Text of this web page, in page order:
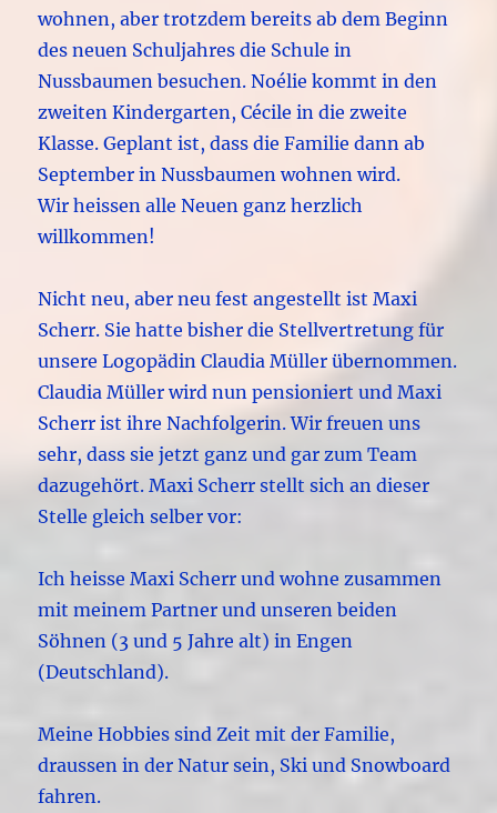
wohnen, aber trotzdem bereits ab dem Beginn
des neuen Schuljahres die Schule in
Nussbaumen besuchen. Noélie kommt in den
zweiten Kindergarten, Cécile in die zweite
Klasse. Geplant ist, dass die Familie dann ab
September in Nussbaumen wohnen wird.
Wir heissen alle Neuen ganz herzlich
willkommen!
Nicht neu, aber neu fest angestellt ist Maxi
Scherr. Sie hatte bisher die Stellvertretung für
unsere Logopädin Claudia Müller übernommen.
Claudia Müller wird nun pensioniert und Maxi
Scherr ist ihre Nachfolgerin. Wir freuen uns
sehr, dass sie jetzt ganz und gar zum Team
dazugehört. Maxi Scherr stellt sich an dieser
Stelle gleich selber vor:
Ich heisse Maxi Scherr und wohne zusammen
mit meinem Partner und unseren beiden
Söhnen (3 und 5 Jahre alt) in Engen
(Deutschland).
Meine Hobbies sind Zeit mit der Familie,
draussen in der Natur sein, Ski und Snowboard
fahren.